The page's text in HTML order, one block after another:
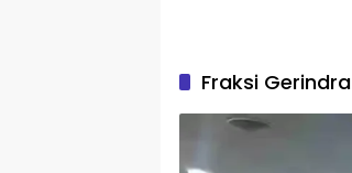
Fraksi Gerindra